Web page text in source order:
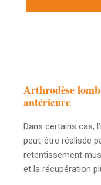
Arthrodèse
antérieure
Dans certains cas,
peut-être réalisée
retentissement
et la récupération